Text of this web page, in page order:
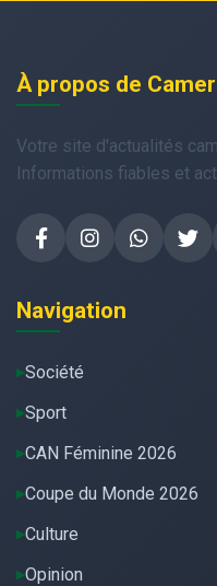
À propos de
Votre site d'actualités
Informations fiables et
Navigation
Société
Sport
CAN Féminine 2026
Coupe du Monde 2026
Culture
Opinion